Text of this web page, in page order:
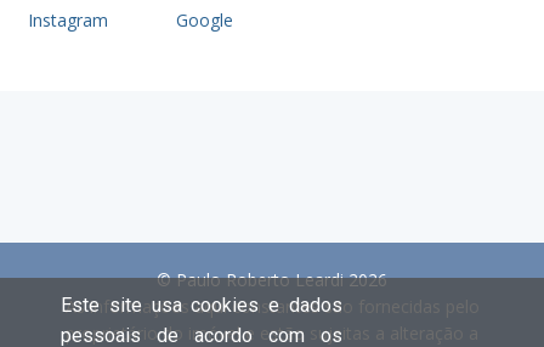
Instagram Google
© Paulo Roberto Leardi 2026
As informações aqui constantes são fornecidas pelo
proprietário do imóvel e estão sujeitas a alteração a
Este site usa cookies e dados
pessoais de acordo com os